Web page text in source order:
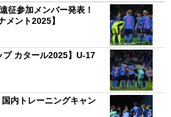
征参加メンバー発表！
メント2025】
プ カタール2025】U-17
内トレーニングキャン